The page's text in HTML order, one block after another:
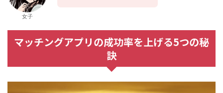
女子
マッチングアプリの成功率を上げる5つの秘
訣